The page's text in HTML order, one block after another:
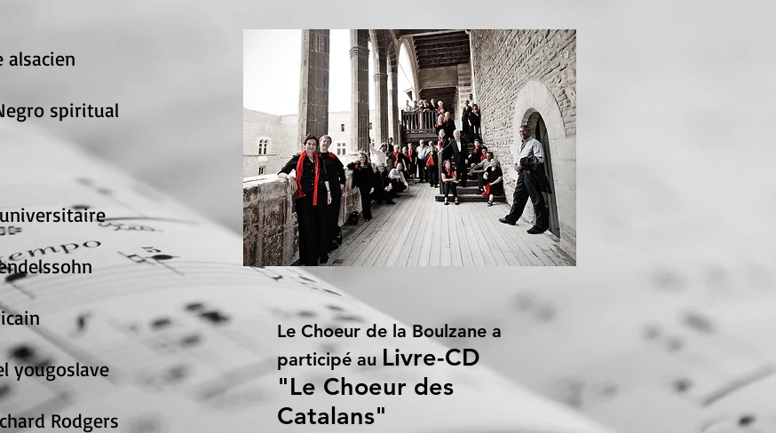
spiritual
yougoslave
Rodgers
Le Choeur de la Boulzane a
participé auLivre-CD
"Le Choeur des
Catalans"